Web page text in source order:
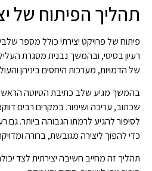
תהליך הפיתוח של
פיתוח של פרויקט יצירתי כולל מספר
רעיון בסיסי, ובהמשך נבנית מסגרת
של הדמויות, מערכות היחסים ביניהן
בהמשך מגיע שלב כתיבת הטיוטה
שכתוב, עריכה ושיפור. במקרים רבים
לסיפור להגיע לרמתו הגבוהה ביותר. גם
כדי להפוך ליצירה מגובשת, ברורה
תהליך זה מחייב חשיבה יצירתית לצד